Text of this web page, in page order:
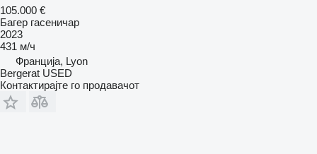
105.000 €
Багер гасеничар
2023
431 м/ч
Франција, Lyon
Bergerat USED
Контактирајте го продавачот